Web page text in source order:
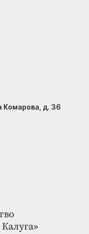
Комарова, д. 36